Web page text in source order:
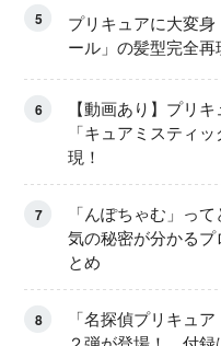
5
プリキュアに大変
ール」の髪型完全再
6
【動画あり】プリ
「キュアミスティ
現！
7
「んぽちゃむ」っ
気の秘密が分かる
とめ
8
「名探偵プリキュ